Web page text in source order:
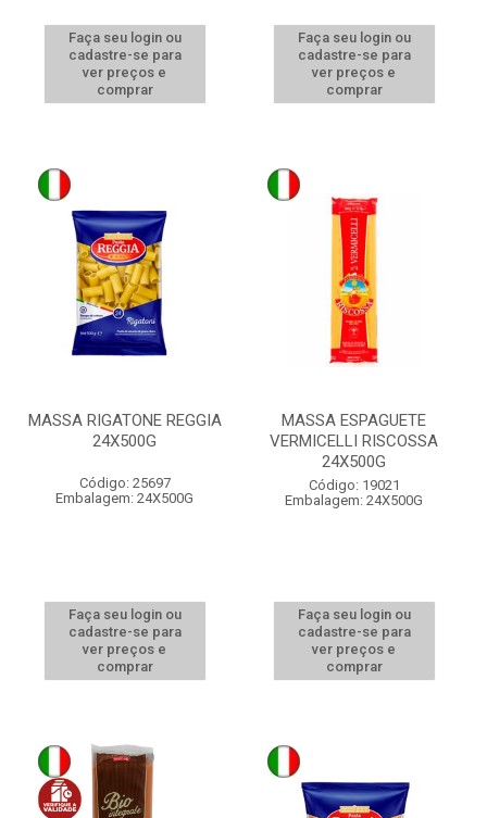
Faça seu login ou
cadastre-se para
ver preços e
comprar
Faça seu login ou
cadastre-se para
ver preços e
comprar
MASSA RIGATONE REGGIA
24X500G
Código: 25697
Embalagem: 24X500G
Faça seu login ou
cadastre-se para
ver preços e
comprar
MASSA ESPAGUETE
VERMICELLI RISCOSSA
24X500G
Código: 19021
Embalagem: 24X500G
Faça seu login ou
cadastre-se para
ver preços e
comprar